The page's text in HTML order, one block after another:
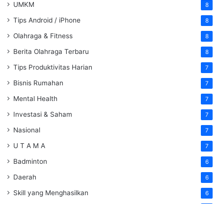
UMKM 8
Tips Android / iPhone 8
Olahraga & Fitness 8
Berita Olahraga Terbaru 8
Tips Produktivitas Harian 7
Bisnis Rumahan 7
Mental Health 7
Investasi & Saham 7
Nasional 7
U T A M A 7
Badminton 6
Daerah 6
Skill yang Menghasilkan 6